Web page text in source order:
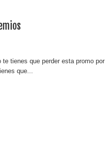
tienes que perder esta promo por
que...